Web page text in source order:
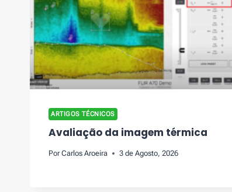
ARTIGOS TÉCNICOS
Avaliação da imagem térmica
Por Carlos Aroeira 3 de Agosto, 2026